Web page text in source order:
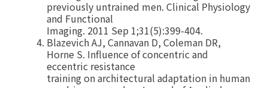
previously untrained men. Clinical Physiology
and Functional
Imaging. 2011 Sep 1;31(5):399-404.
Blazevich AJ, Cannavan D, Coleman DR,
Horne S. Influence of concentric and
eccentric resistance
training on architectural adaptation in human